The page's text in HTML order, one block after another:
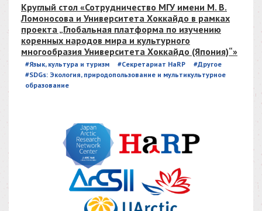
Круглый стол «Сотрудничество МГУ имени М. В.
Ломоносова и Университета Хоккайдо в рамках
проекта „Глобальная платформа по изучению
коренных народов мира и культурного
многообразия Университета Хоккайдо (Япония)“»
#Язык, культура и туризм #Секретариат HaRP
#Другое
#SDGs: Экология, природопользование и мультикультурное
образование